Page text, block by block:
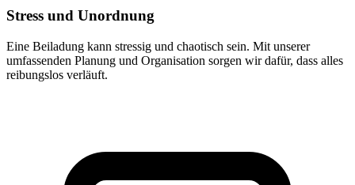
Stress und Unordnung
Eine Beiladung kann stressig und chaotisch sein. Mit unserer
umfassenden Planung und Organisation sorgen wir dafür, dass alles
reibungslos verläuft.